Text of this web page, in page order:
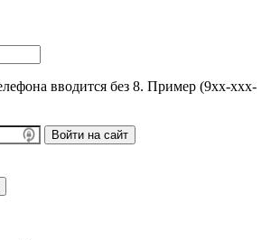
вводится без 8. Пример (9хх-ххх-
Войти на сайт